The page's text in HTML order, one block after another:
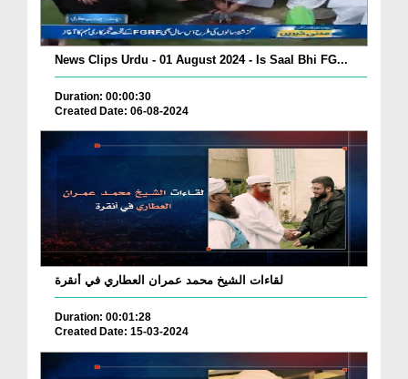
News Clips Urdu - 01 August 2024 - Is Saal Bhi FG...
Duration: 00:00:30
Created Date: 06-08-2024
لقاءات الشيخ محمد عمران العطاري في أنقرة
Duration: 00:01:28
Created Date: 15-03-2024